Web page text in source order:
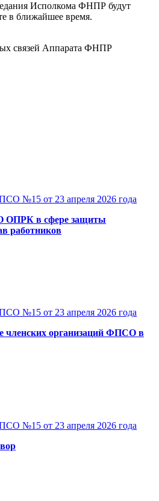
Исполкома ФНПР будут
в ближайшее время.
связей Аппарата ФНПР
№15 от 23 апреля 2026 года
ОПРК в сфере защиты
работников
№15 от 23 апреля 2026 года
членских организаций ФПСО в
№15 от 23 апреля 2026 года